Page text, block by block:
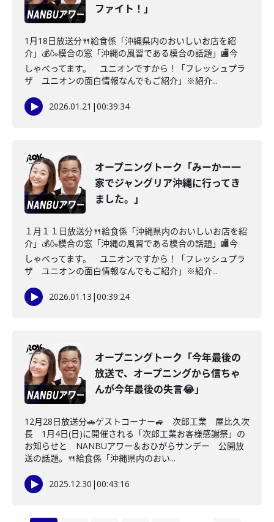
ファイト！」
1月18日放送分🍴給食係「沖縄県内のおいしいお店を紹
介」💰🍶模合の窓「沖縄の風習である模合の話題」🏬今
しゃべってます。 ユニオンですから！「フレッシュプラ
ザ ユニオンの面白情報なんでもご紹介」※紹介...
2026.01.21 |00:39:34
オープニングトーク「みーかー一
家でジャングリア沖縄に行ってき
ました。」
１月１１日放送分🍴給食係「沖縄県内のおいしいお店を紹
介」💰🍶模合の窓「沖縄の風習である模合の話題」🏬今
しゃべってます。 ユニオンですから！「フレッシュプラ
ザ ユニオンの面白情報なんでもご紹介」※紹介...
2026.01.13 |00:39:24
オープニングトーク「今年最後の
放送で、オープニングから信ちゃ
んが今年最後の失言😂」
12月28日放送分🚗ゲストコーナー🚙 次郎工業 屋比久次
長 1月4日(日)に開催される「次郎工業お客様感謝祭」の
お知らせと NANBUアワー＆おひがらサンデー 公開放
送の話題。🍴給食係「沖縄県内のおい...
2025.12.30 |00:43:16